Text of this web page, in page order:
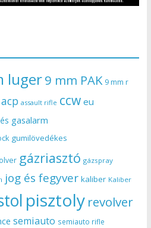
luger9 mm PAK 9 mm r
assault rifle ccw eu
gasalarm
gumilövedékes
gázriasztó gázspray
jog és fegyver kaliber Kaliber
pisztoly revolver
semiauto semiauto rifle